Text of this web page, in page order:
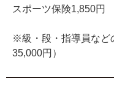
スポーツ保険1,850円
※級・段・指導員など
35,000円）